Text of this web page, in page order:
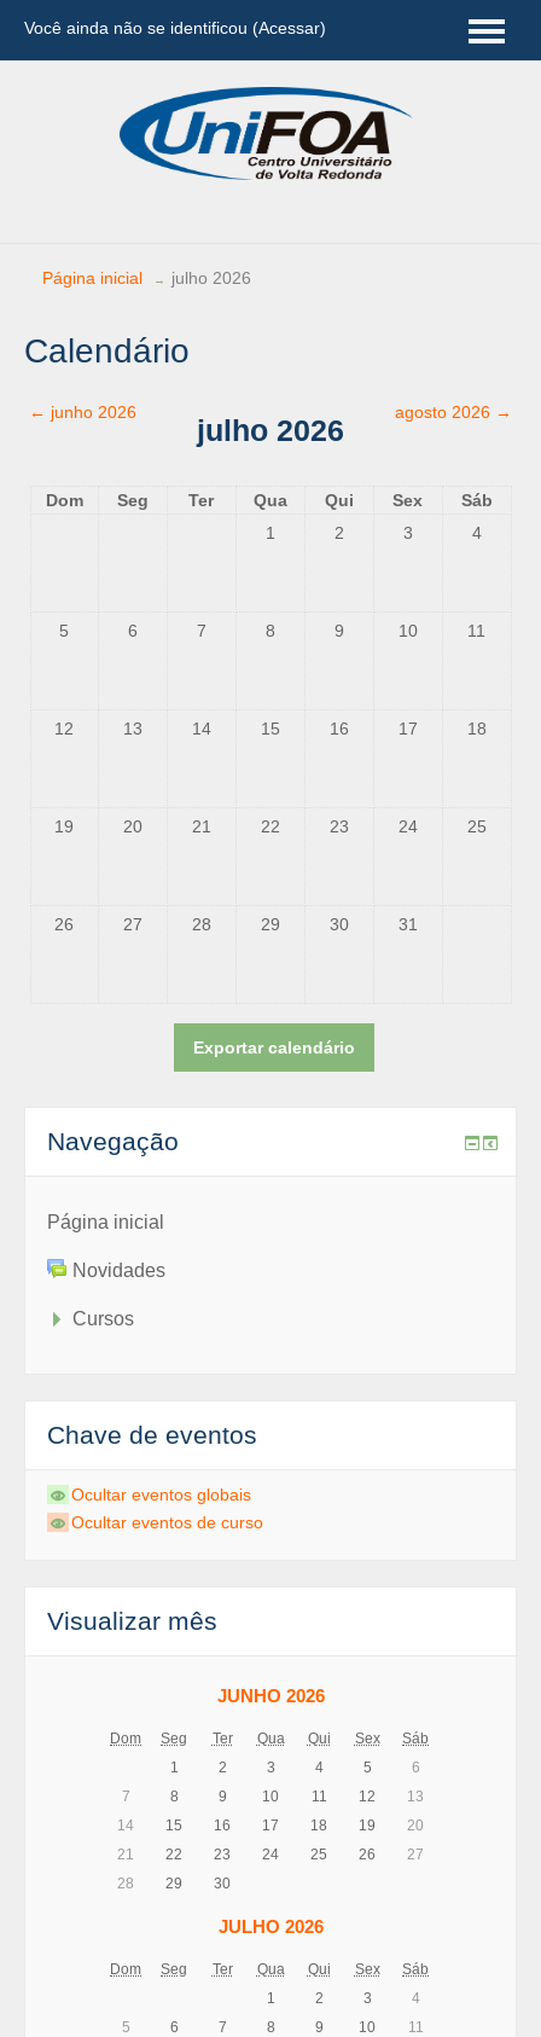
Você ainda não se identificou (Acessar)
Página inicial → julho 2026
Calendário
← junho 2026
julho 2026
agosto 2026 →
Dom Seg Ter Qua Qui Sex
Sáb
1
2 3 4
5 6 7 8 9 10 11
12 13 14 15 16 17 18
19 20 21 22 23 24 25
26 27 28 29 30 31
Navegação
Página inicial
Novidades
Cursos
Chave de eventos
Ocultar eventos globais
Ocultar eventos de curso
Visualizar mês
JUNHO 2026
Dom Seg Ter Qua Qui Sex
Sáb
1
2 3 4 5
6
7
8 9 10 11 12
13
14
15 16 17 18 19
20
21
22 23 24 25 26
27
28
29 30
JULHO 2026
Dom Seg Ter Qua Qui Sex
Sáb
1
2 3
4
5
6 7 8 9 10
11